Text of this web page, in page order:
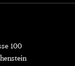
100